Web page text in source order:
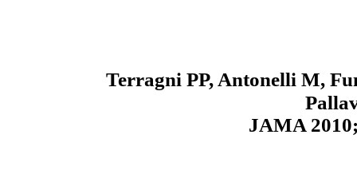
Terragni PP, Antonelli M,
JAMA